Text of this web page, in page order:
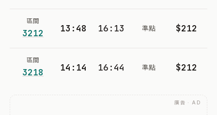
區間
3212 13:48 16:13 準點 $212
區間
3218 14:14 16:44 準點 $212
廣告 · AD